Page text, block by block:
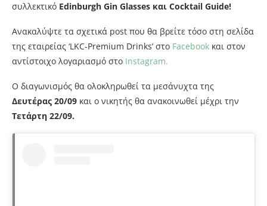
συλλεκτικό Edinburgh Gin Glasses και Cocktail Guide!
Ανακαλύψτε τα σχετικά post που θα βρείτε τόσο στη σελίδα
της εταιρείας ‘LKC-Premium Drinks’ στο Facebook και στον
αντίστοιχο λογαριασμό στο Instagram.
Ο διαγωνισμός θα ολοκληρωθεί τα μεσάνυχτα της
Δευτέρας 20/09 και ο νικητής θα ανακοινωθεί μέχρι την
Τετάρτη 22/09.